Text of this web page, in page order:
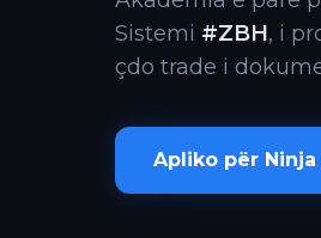
Sistemi #ZBH, i
çdo trade i
Apliko për